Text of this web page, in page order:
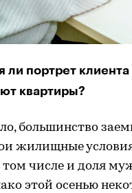
портрет
квартиры?
большинство
жилищные
том числе и доля
этой осенью